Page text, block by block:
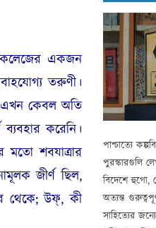
কলেজের একজন
তরুণী।
এখন কেবল অতি
করেনি।
শবযাত্রার
জীর্ণ ছিল,
থেকে; উফ্, কী
পাশ্চাত্যে
পুরস্কারগুলি
বিদেশে হুগো,
অত্যন্ত
সাহিত্যের